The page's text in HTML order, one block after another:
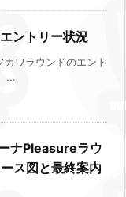
ントリー状況
ワラウンドのエント
...
ナPleasureラウ
ス図と最終案内